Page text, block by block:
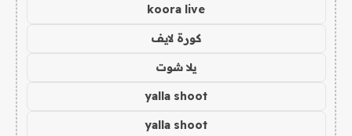
koora live
كورة لايف
يلا شوت
yalla shoot
yalla shoot